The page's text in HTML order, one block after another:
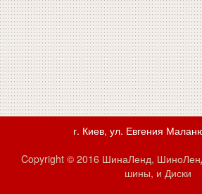
г. Киев, ул. Евгения
Copyright © 2016 ШинаЛенд,
шины, и Диски